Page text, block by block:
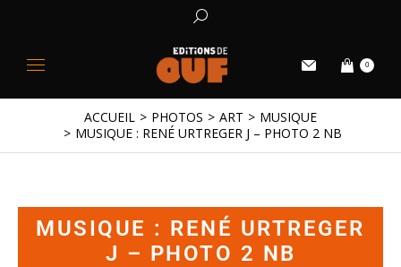
0
Vous êtes ici :
ACCUEIL PHOTOS ART
MUSIQUE
MUSIQUE : RENÉ URTREGER J – PHOTO 2 NB
MUSIQUE : RENÉ URTREGER
J – PHOTO 2 NB